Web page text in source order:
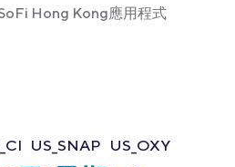
Hong Kong應用程式
US_SNAP US_OXY